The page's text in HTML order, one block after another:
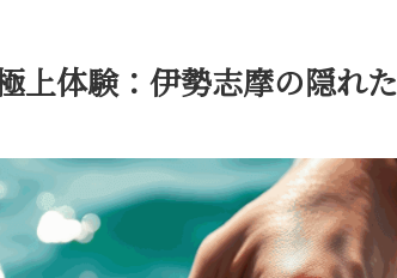
上体験：伊勢志摩の隠れ